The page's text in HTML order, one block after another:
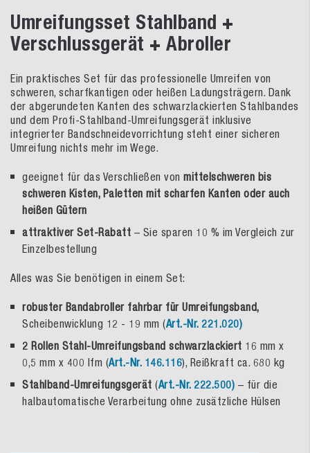
Umreifungsset Stahlband +
Verschlussgerät + Abroller
Ein praktisches Set für das professionelle Umreifen von
schweren, scharfkantigen oder heißen Ladungsträgern. Dank
der abgerundeten Kanten des schwarzlackierten Stahlbandes
und dem Profi-Stahlband-Umreifungsgerät inklusive
integrierter Bandschneidevorrichtung steht einer sicheren
Umreifung nichts mehr im Wege.
geeignet für das Verschließen von mittelschweren bis
schweren Kisten, Paletten mit scharfen Kanten oder auch
heißen Gütern
attraktiver Set-Rabatt – Sie sparen 10 % im Vergleich zur
Einzelbestellung
Alles was Sie benötigen in einem Set:
robuster Bandabroller fahrbar für Umreifungsband,
Scheibenwicklung 12 - 19 mm (Art.-Nr. 221.020)
2 Rollen Stahl-Umreifungsband schwarzlackiert 16 mm x
0,5 mm x 400 lfm (Art.-Nr. 146.116), Reißkraft ca. 680 kg
Stahlband-Umreifungsgerät (Art.-Nr. 222.500) – für die
halbautomatische Verarbeitung ohne zusätzliche Hülsen